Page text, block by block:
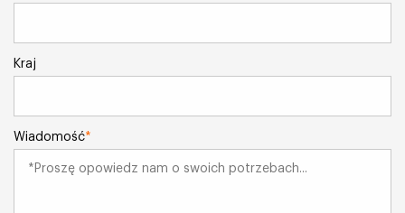
Kraj
Wiadomość*